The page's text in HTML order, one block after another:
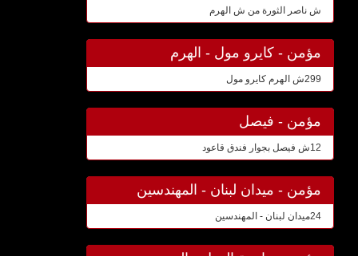
ش ناصر الثورة من ش الهرم
مؤمن - كايرو مول - الهرم
299ش الهرم كايرو مول
مؤمن - فيصل
12ش فيصل بجوار فندق قاعود
مؤمن - ميدان لبنان - المهندسين
24ميدان لبنان - المهندسين